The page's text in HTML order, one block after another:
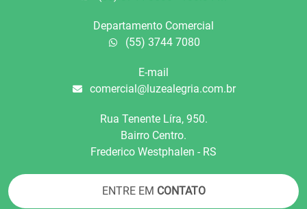
Departamento Comercial
(55) 3744 7080
E-mail
comercial@luzealegria.com.br
Rua Tenente Líra, 950.
Bairro Centro.
Frederico Westphalen - RS
ENTRE EM CONTATO